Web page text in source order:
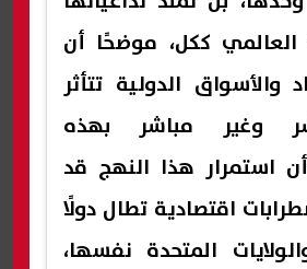
العالمي ككل، موضحًا أن
والأسواق الدولية تتأثر
وغير مباشر بهذه
استمرار هذا النهج قد
اقتصادية تطال دولًا
المتحدة نفسها،